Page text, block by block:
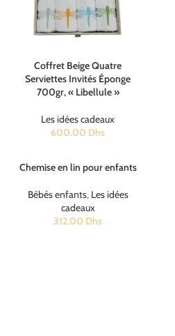
Coffret Beige Quatre
Serviettes Invités Éponge
700gr, « Libellule »
Les idées cadeaux
600.00 Dhs
Chemise en lin pour enfants
Bébés enfants, Les idées
cadeaux
312.00 Dhs